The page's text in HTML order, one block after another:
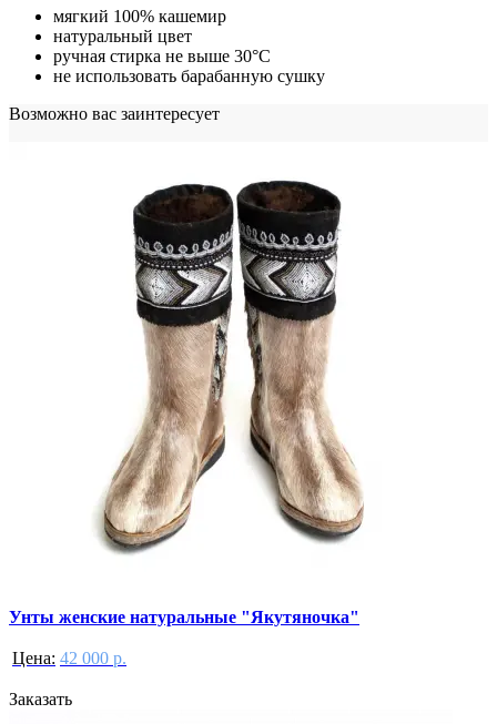
мягкий 100% кашемир
натуральный цвет
ручная стирка не выше 30°С
не использовать барабанную сушку
Возможно вас заинтересует
Унты женские натуральные "Якутяночка"
Цена: 42 000 р.
Заказать